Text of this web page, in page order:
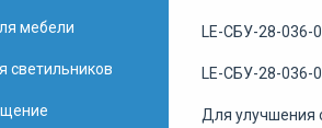
мебели
светильников
LE-СБУ-28-036-
LE-СБУ-28-036-
Для улучшения